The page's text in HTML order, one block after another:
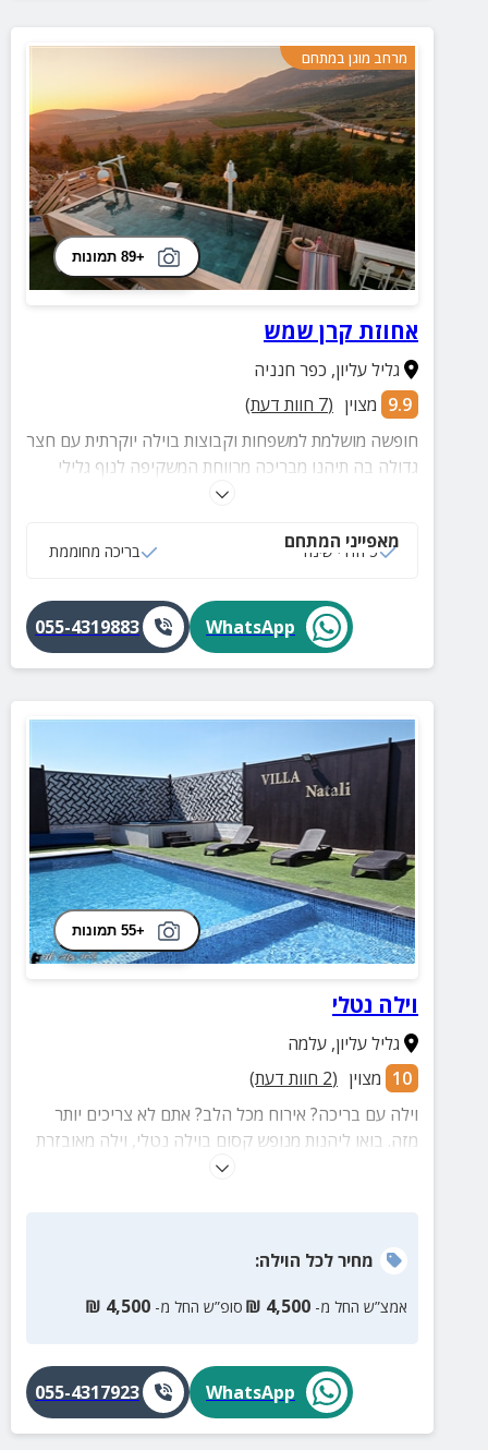
מרחב מוגן במתחם
+89 תמונות
אחוזת קרן שמש
גליל עליון, כפר חנניה
9.9 מצוין (
7 חוות דעת)
חופשה מושלמת למשפחות וקבוצות בוילה יוקרתית עם חצר
גדולה בה תיהנו מבריכה מרווחת המשקיפה לנוף גלילי
מאפייני המתחם
5 חדרי שינה בריכה מחוממת
WhatsApp
055-4319883
+55 תמונות
וילה נטלי
גליל עליון,עלמה
10 מצוין (
2 חוות דעת)
וילה עם בריכה? אירוח מכל הלב? אתם לא צריכים יותר
מזה. בואו ליהנות מנופש קסום בוילה נטלי, וילה מאובזרת
ומרווחת עם פינות ישיבה, מיטות שיזוף, ג'קוזי ספא ועוד
מחירלכל הוילה:
אמצ”ש החל מ- 4,500
₪ סופ”ש החל מ- 4,500
₪
WhatsApp
055-4317923